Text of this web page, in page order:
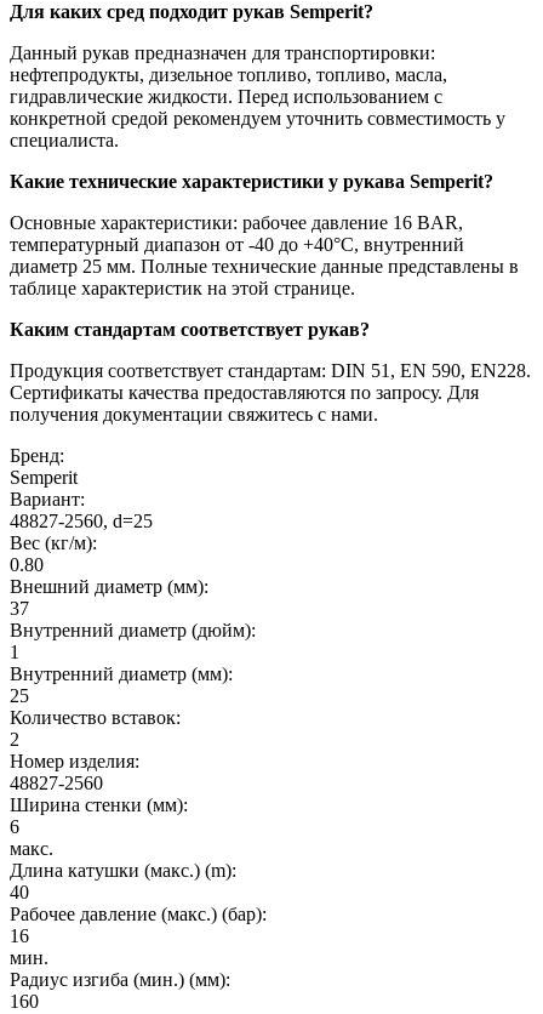
Для каких сред подходит рукав Semperit?
Данный рукав предназначен для транспортировки:
нефтепродукты, дизельное топливо, топливо, масла,
гидравлические жидкости. Перед использованием с
конкретной средой рекомендуем уточнить совместимость у
специалиста.
Какие технические характеристики у рукава Semperit?
Основные характеристики: рабочее давление 16 BAR,
температурный диапазон от -40 до +40°C, внутренний
диаметр 25 мм. Полные технические данные представлены в
таблице характеристик на этой странице.
Каким стандартам соответствует рукав?
Продукция соответствует стандартам: DIN 51, EN 590, EN228.
Сертификаты качества предоставляются по запросу. Для
получения документации свяжитесь с нами.
Бренд:
Semperit
Вариант:
48827-2560, d=25
Вес (кг/м):
0.80
Внешний диаметр (мм):
37
Внутренний диаметр (дюйм):
1
Внутренний диаметр (мм):
25
Количество вставок:
2
Номер изделия:
48827-2560
Ширина стенки (мм):
6
макс.
Длина катушки (макс.) (m):
40
Рабочее давление (макс.) (бар):
16
мин.
Радиус изгиба (мин.) (мм):
160